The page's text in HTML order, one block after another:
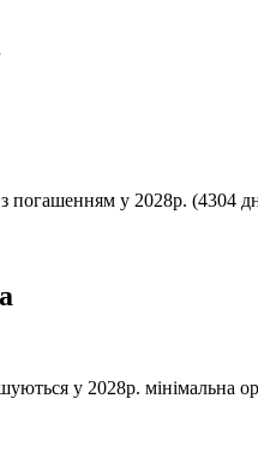
погашенням у 2028р. (4304
у 2028р. мінімальна